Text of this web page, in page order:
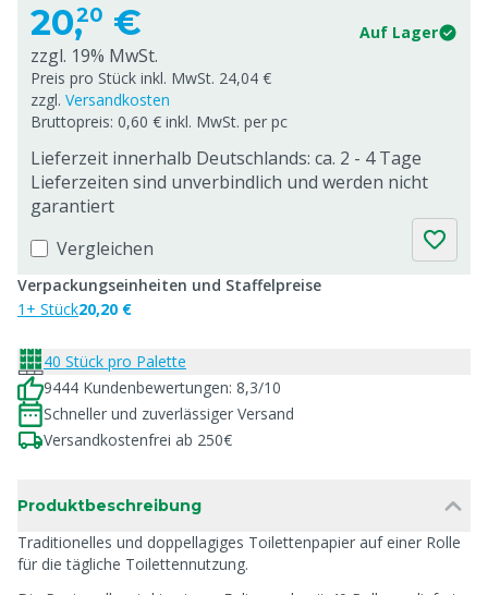
20,20 € Auf Lager
zzgl. 19% MwSt.
Preis pro Stück inkl. MwSt. 24,04 €
zzgl. Versandkosten
Bruttopreis: 0,60 € inkl. MwSt. per pc
Lieferzeit innerhalb Deutschlands: ca. 2 - 4 Tage
Lieferzeiten sind unverbindlich und werden nicht
garantiert
Vergleichen
Verpackungseinheiten und Staffelpreise
1+ Stück20,20 €
40 Stück pro Palette
9444 Kundenbewertungen: 8,3/10
Schneller und zuverlässiger Versand
Versandkostenfrei ab 250€
Produktbeschreibung
Traditionelles und doppellagiges Toilettenpapier auf einer Rolle
für die tägliche Toilettennutzung.